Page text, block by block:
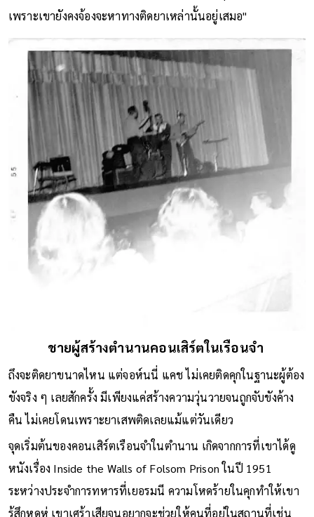
แพทย์ฉีดยาแก้ปวดให้ พวกเราก็ต้องรีบช่วยให้ฤทธิ์ยาลดลงทันที
ชายผู้สร้างตำนานคอนเสิร์ตในเรือนจำ
ถึงจะติดยาขนาดไหน แต่จอห์นนี่ แคช ไม่เคยติดคุกในฐานะผู้ต้อง
ขังจริง ๆ เลยสักครั้ง มีเพียงแค่สร้างความวุ่นวายจนถูกจับขังค้าง
คืน ไม่เคยโดนเพราะยาเสพติดเลยแม้แต่วันเดียว
จุดเริ่มต้นของคอนเสิร์ตเรือนจำในตำนาน เกิดจากการที่เขาได้ดู
หนังเรื่อง Inside the Walls of Folsom Prison ในปี 1951
ระหว่างประจำการทหารที่เยอรมนี ความโหดร้ายในคุกทำให้เขา